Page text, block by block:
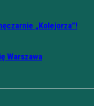
„Kolejorza”!
Warszawa